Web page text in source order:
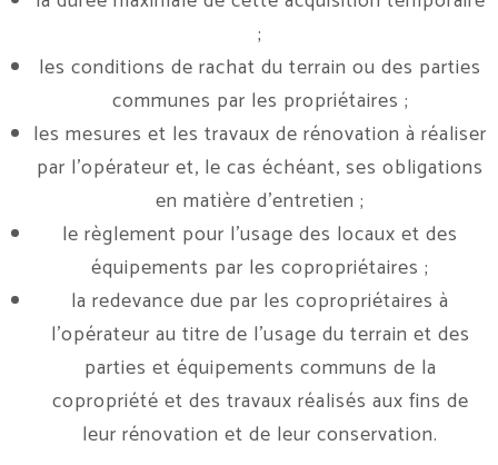
;
les conditions de rachat du terrain ou des parties
communes par les propriétaires ;
les mesures et les travaux de rénovation à réaliser
par l’opérateur et, le cas échéant, ses obligations
en matière d’entretien ;
le règlement pour l’usage des locaux et des
équipements par les copropriétaires ;
la redevance due par les copropriétaires à
l’opérateur au titre de l’usage du terrain et des
parties et équipements communs de la
copropriété et des travaux réalisés aux fins de
leur rénovation et de leur conservation.